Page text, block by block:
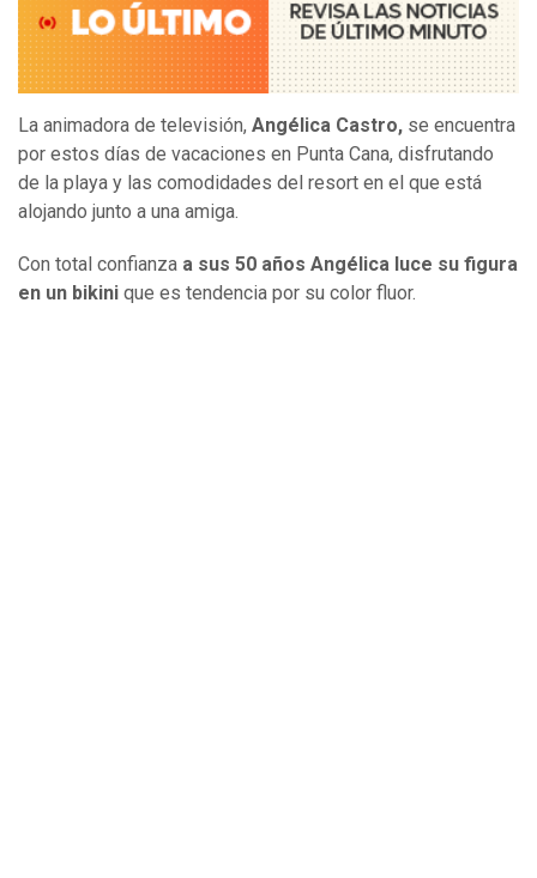
La animadora de televisión, Angélica Castro, se encuentra
por estos días de vacaciones en Punta Cana, disfrutando
de la playa y las comodidades del resort en el que está
alojando junto a una amiga.
Con total confianza a sus 50 años Angélica luce su figura
en un bikini que es tendencia por su color fluor.